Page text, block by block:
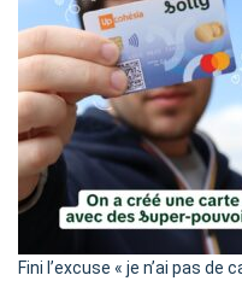
Fini l’excuse « je n’ai pas